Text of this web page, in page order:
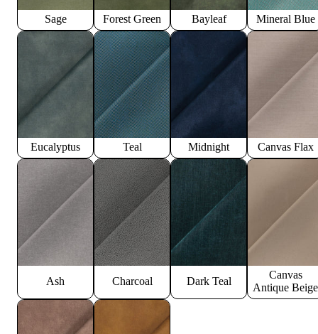
Sage Forest Green Bayleaf Mineral Blue
Eucalyptus Teal Midnight Canvas Flax
Ash Charcoal Dark Teal
Canvas
Antique Beige